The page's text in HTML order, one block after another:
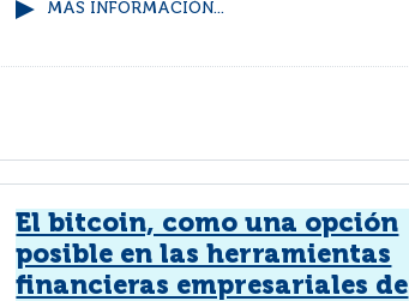
MÁS INFORMACIÓN...
El bitcoin, como una opción
posible en las herramientas
financieras empresariales de